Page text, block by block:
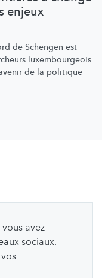
enjeux
de Schengen est
luxembourgeois
de la politique
avez
sociaux.